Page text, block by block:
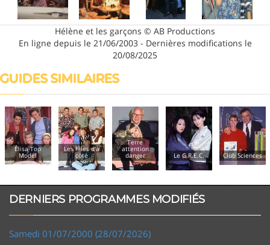
Hélène et les garçons © AB Productions
En ligne depuis le 21/06/2003 - Dernières modifications le
20/08/2025
GUIDES SIMILAIRES
Les filles d'à
côté
Terre
attention
danger Le G.R.E.C. Club Sciences
Dorothée et le
trésor des
Caraïbes
DERNIERS PROGRAMMES MODIFIÉS
Samedi 01/07/2000 (28/07/2026)